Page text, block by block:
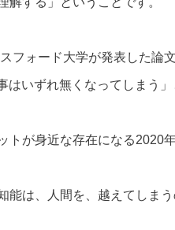
フォード大学が発表した論
はいずれ無くなってしまう」
トが身近な存在になる2020
能は、人間を、越えてしま